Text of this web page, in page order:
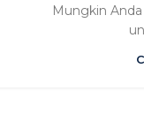
Mungkin